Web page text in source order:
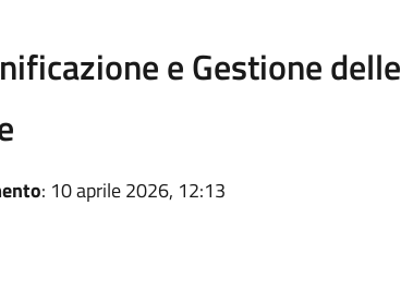
e Gestione delle
: 10 aprile 2026, 12:13